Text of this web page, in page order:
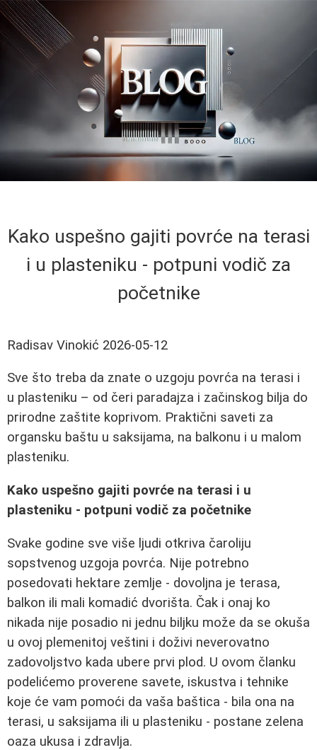
Kako uspešno gajiti povrće na terasi
i u plasteniku - potpuni vodič za
početnike
Radisav Vinokić 2026-05-12
Sve što treba da znate o uzgoju povrća na terasi i
u plasteniku – od čeri paradajza i začinskog bilja do
prirodne zaštite koprivom. Praktični saveti za
organsku baštu u saksijama, na balkonu i u malom
plasteniku.
Kako uspešno gajiti povrće na terasi i u
plasteniku - potpuni vodič za početnike
Svake godine sve više ljudi otkriva čaroliju
sopstvenog uzgoja povrća. Nije potrebno
posedovati hektare zemlje - dovoljna je terasa,
balkon ili mali komadić dvorišta. Čak i onaj ko
nikada nije posadio ni jednu biljku može da se okuša
u ovoj plemenitoj veštini i doživi neverovatno
zadovoljstvo kada uberе prvi plod. U ovom članku
podelićemo proverene savete, iskustva i tehnike
koje će vam pomoći da vaša baštica - bila ona na
terasi, u saksijama ili u plasteniku - postane zelena
oaza ukusa i zdravlja.